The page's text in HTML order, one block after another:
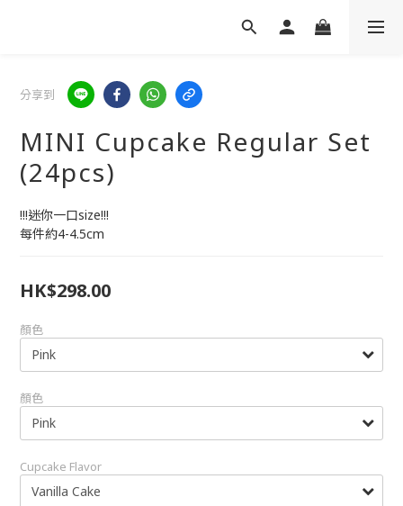
分享到
MINI Cupcake Regular Set
(24pcs)
!!!迷你一口size!!!
每件約4-4.5cm
HK$298.00
顏色
顏色
Cupcake Flavor